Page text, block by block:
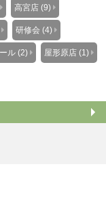
高宮店 (9)
研修会 (4)
ル (2) 屋形原店 (1)